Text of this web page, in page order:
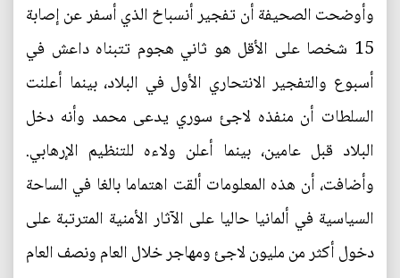
وأوضحت الصحيفة أن تفجير أنسباخ الذي أسفر عن إصابة
15 شخصا على الأقل هو ثاني هجوم تتبناه داعش في
أسبوع والتفجير الانتحاري الأول في البلاد، بينما أعلنت
السلطات أن منفذه لاجئ سوري يدعى محمد وأنه دخل
البلاد قبل عامين، بينما أعلن ولاءه للتنظيم الإرهابي.
وأضافت، أن هذه المعلومات ألقت اهتماما بالغا في الساحة
السياسية في ألمانيا حاليا على الآثار الأمنية المترتبة على
دخول أكثر من مليون لاجئ ومهاجر خلال العام ونصف العام